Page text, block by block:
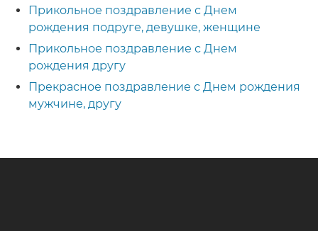
Прикольное поздравление с Днем
рождения подруге, девушке, женщине
Прикольное поздравление с Днем
рождения другу
Прекрасное поздравление с Днем рождения
мужчине, другу